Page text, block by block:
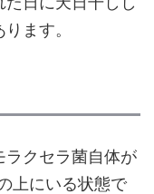
ます。
ラクセラ菌自体が
上にいる状態で